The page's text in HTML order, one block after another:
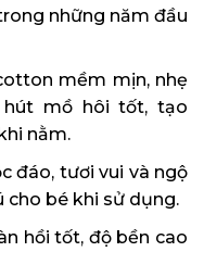
những năm đầu
mềm mịn, nhẹ
hút mồ hôi tốt, tạo
nằm.
đáo, tươi vui và ngộ
cho bé khi sử dụng.
hồi tốt, độ bền cao